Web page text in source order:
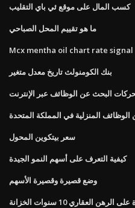
كسب المال على موقع ئي باي التقليب
ما هو تقييم المحل الصباحي
Mcx mentha oil chart rate signal
بنك الكومنولث تاريخ معدل متغير
البحث عن الوظائف عبر الإنترنت
المنزلية في المملكة المتحدة
سعر بيتكوين المحول
كيفية التعرف على أسهم النمو الجيدة
وضع قصيرة وقصيرة الأسهم
العقاري 10 سنوات الخزانة